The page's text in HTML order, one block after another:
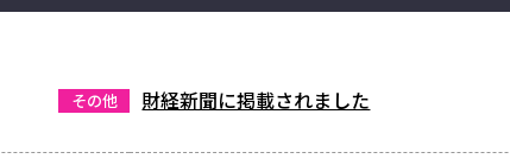
その他 財経新聞に掲載されました